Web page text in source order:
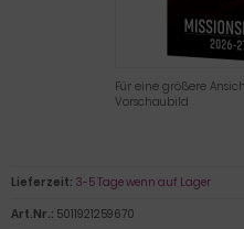
Für eine größere
Vorschaubild
Lieferzeit: 3-5 Tage wenn auf Lager
Art.Nr.: 5011921259670